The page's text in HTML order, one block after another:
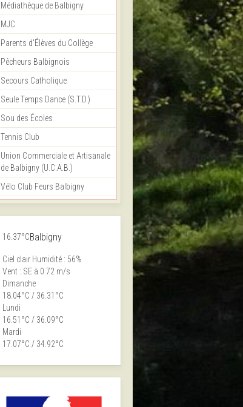
Médiathèque de Balbigny
MJC
Parents d'Élèves du Collège
Pêcheurs Balbignois
Secours Catholique
Seule Temps Dance (S.T.D.)
Sou des Écoles
Tennis Club
Union Commerciale et Artisanale
de Balbigny (U.C.A.B.)
Vélo Club Feurs Balbigny
16.37°CBalbigny
Ciel clair Humidité : 56%
Vent : SE à 0.72 m/s
Dimanche
18.04°C / 36.31°C
Lundi
16.51°C / 36.09°C
Mardi
17.07°C / 34.92°C